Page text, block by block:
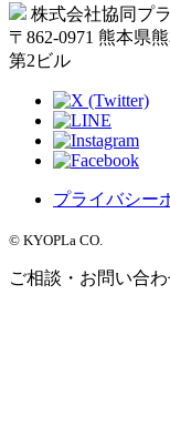
Back
to
Top
株式会社協同プ
〒 862-0971 熊本県
第2ビル
プライバシー
©︎ KYOPLa CO.
ご相談・お問い合